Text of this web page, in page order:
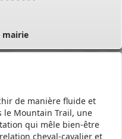
le samedi matin.
maire, sur rendez-vous.
de manière fluide et
le Mountain Trail, une
qui mêle bien-être
cheval-cavalier et